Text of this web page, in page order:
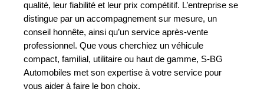
qualité, leur fiabilité et leur prix compétitif. L’entreprise se
distingue par un accompagnement sur mesure, un
conseil honnête, ainsi qu’un service après-vente
professionnel. Que vous cherchiez un véhicule
compact, familial, utilitaire ou haut de gamme, S-BG
Automobiles met son expertise à votre service pour
vous aider à faire le bon choix.